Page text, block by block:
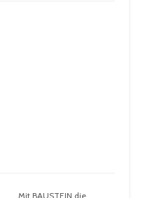
Mit BAUSTEIN die